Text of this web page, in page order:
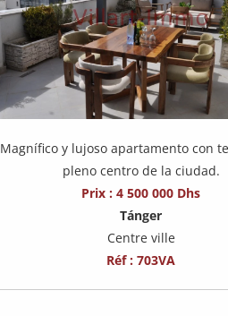
Magnífico y lujoso apartamento con
pleno centro de la ciudad.
Prix : 4 500 000 Dhs
Tánger
Centre ville
Réf : 703VA